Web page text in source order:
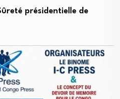
présidentielle de